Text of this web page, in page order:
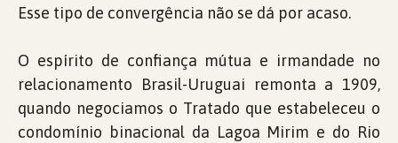
Esse tipo de convergência não se dá por acaso.
O espírito de confiança mútua e irmandade no
relacionamento Brasil-Uruguai remonta a 1909,
quando negociamos o Tratado que estabeleceu o
condomínio binacional da Lagoa Mirim e do Rio